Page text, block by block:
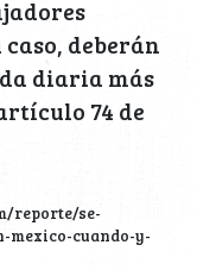
caso, deberán
diaria más
74 de
reporte/se-
mexico-cuando-y-